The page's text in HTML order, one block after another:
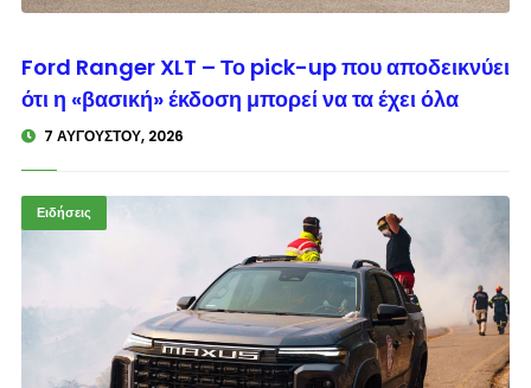
© enkinisi.gr
Ford Ranger XLT – Το pick-up που αποδεικνύει
ότι η «βασική» έκδοση μπορεί να τα έχει όλα
7 ΑΥΓΟΎΣΤΟΥ, 2026
Ειδήσεις